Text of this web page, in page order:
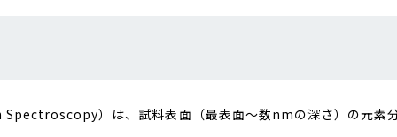
）は、試料表面（最表面～数nmの深さ）の元素